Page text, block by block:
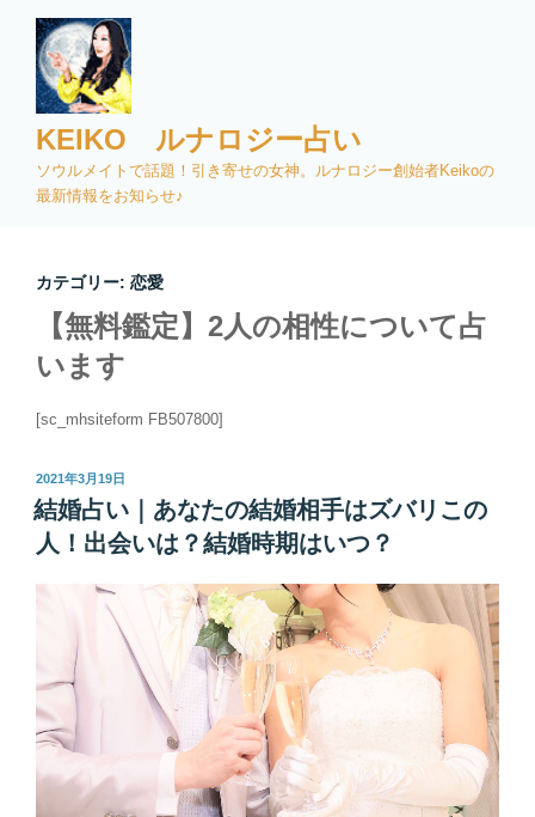
KEIKO ルナロジー占い
ソウルメイトで話題！引き寄せの女神。ルナロジー創始者Keikoの
最新情報をお知らせ♪
カテゴリー: 恋愛
【無料鑑定】2人の相性について占
います
[sc_mhsiteform FB507800]
投
稿
日:
2021年3月19日
結婚占い｜あなたの結婚相手はズバリこの
人！出会いは？結婚時期はいつ？